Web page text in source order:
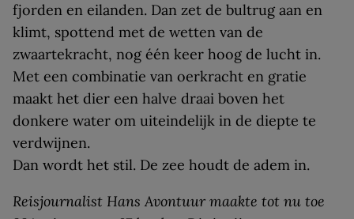
fjorden en eilanden. Dan zet de bultrug aan en
klimt, spottend met de wetten van de
zwaartekracht, nog één keer hoog de lucht in.
Met een combinatie van oerkracht en gratie
maakt het dier een halve draai boven het
donkere water om uiteindelijk in de diepte te
verdwijnen.
Dan wordt het stil. De zee houdt de adem in.
Reisjournalist Hans Avontuur maakte tot nu toe